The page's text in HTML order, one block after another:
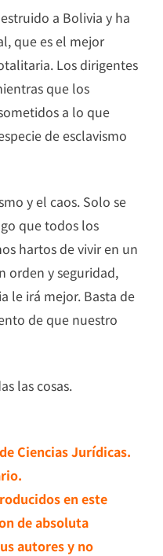
a Bolivia y ha
que es el mejor
Los dirigentes
que los
a lo que
de esclavismo
y el caos. Solo se
que todos los
hartos de vivir en un
orden y seguridad,
le irá mejor. Basta de
de que nuestro
las cosas.
Ciencias Jurídicas.
en este
de absoluta
autores y no